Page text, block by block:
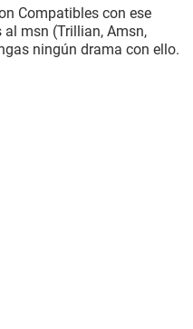
Compatibles con ese
msn (Trillian, Amsn,
ningún drama con ello.